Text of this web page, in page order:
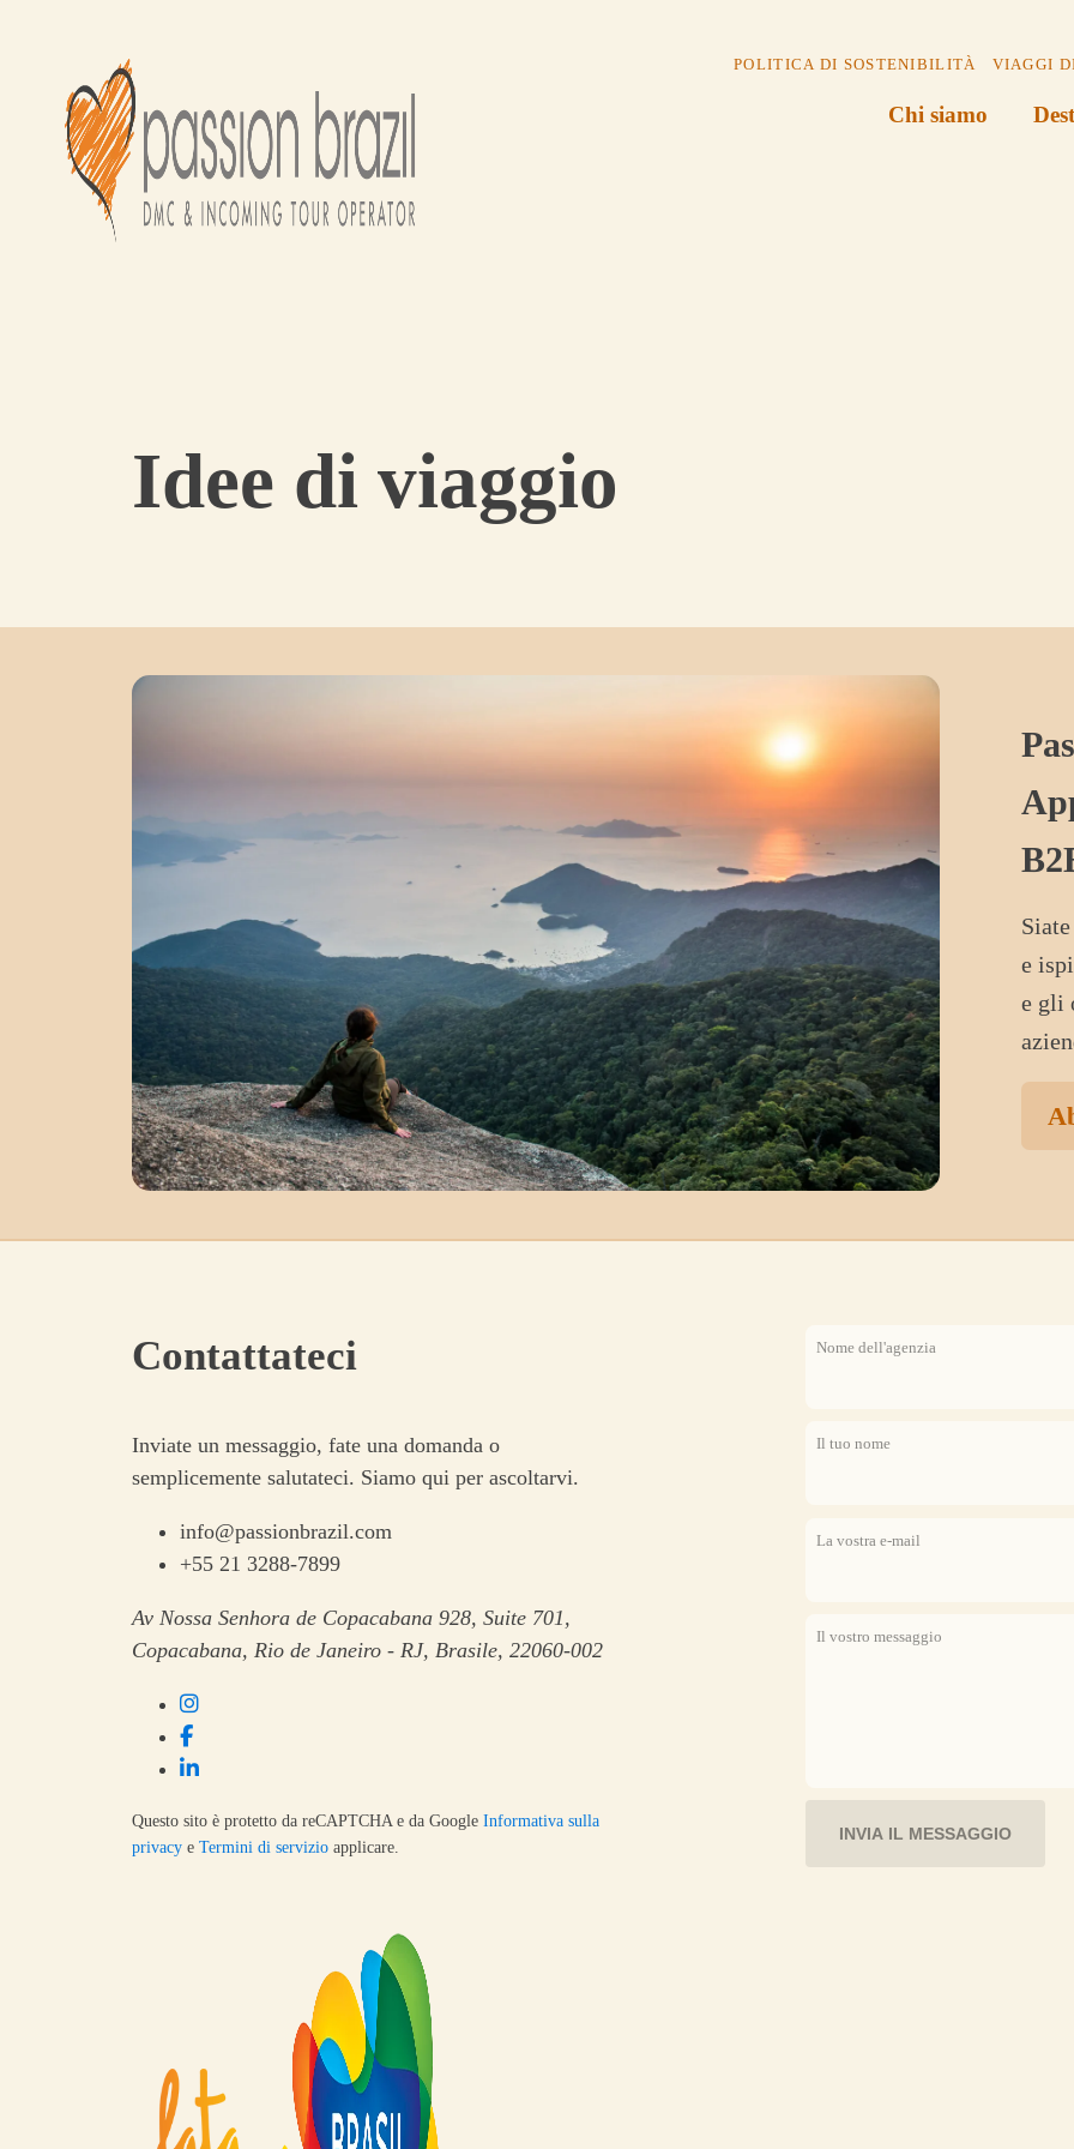
POLITICA DI SOSTENIBILITÀ VIAGGI
Chi siamo
Idee di viaggio
e
e gli
Contattateci
Inviate un messaggio, fate una domanda o
semplicemente salutateci. Siamo qui per ascoltarvi.
info@passionbrazil.com
+55 21 3288-7899
Av Nossa Senhora de Copacabana 928, Suite 701,
Copacabana, Rio de Janeiro - RJ, Brasile, 22060-002
Questo sito è protetto da reCAPTCHA e da Google Informativa sulla
privacy e Termini di servizio applicare.
Nome dell'agenzia
Il tuo nome
La vostra e-mail
Il vostro messaggio